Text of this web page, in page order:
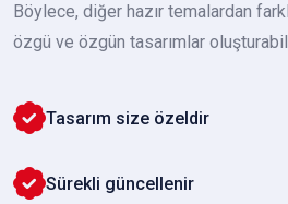
Böylece, diğer hazır temalardan
özgü ve özgün tasarımlar
Tasarım size özeldir
Sürekli güncellenir